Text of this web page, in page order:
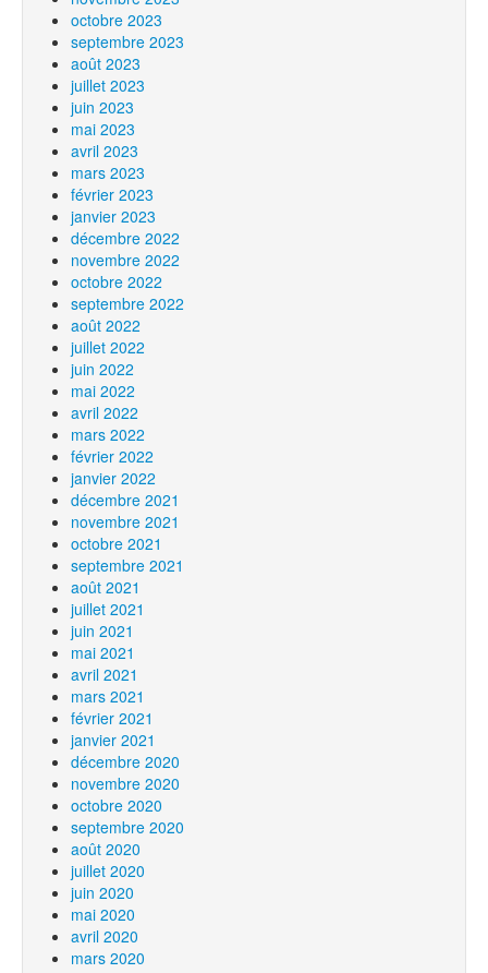
octobre 2023
septembre 2023
août 2023
juillet 2023
juin 2023
mai 2023
avril 2023
mars 2023
février 2023
janvier 2023
décembre 2022
novembre 2022
octobre 2022
septembre 2022
août 2022
juillet 2022
juin 2022
mai 2022
avril 2022
mars 2022
février 2022
janvier 2022
décembre 2021
novembre 2021
octobre 2021
septembre 2021
août 2021
juillet 2021
juin 2021
mai 2021
avril 2021
mars 2021
février 2021
janvier 2021
décembre 2020
novembre 2020
octobre 2020
septembre 2020
août 2020
juillet 2020
juin 2020
mai 2020
avril 2020
mars 2020